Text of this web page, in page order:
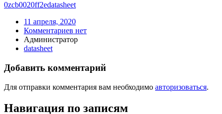
0zcb0020ff2edatasheet
11 апреля, 2020
Комментариев нет
Администратор
datasheet
Добавить комментарий
Для отправки комментария вам необходимо авторизоваться.
Навигация по записям